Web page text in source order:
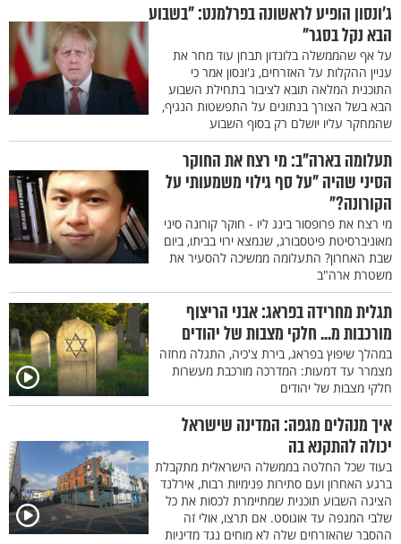
ג'ונסון הופיע לראשונה בפרלמנט: "בשבוע
הבא נקל בסגר"
על אף שהממשלה בלונדון תבחן עוד מחר את
עניין ההקלות על האזרחים, ג'ונסון אמר כי
התוכנית המלאה תובא לציבור בתחילת השבוע
הבא בשל הצורך בנתונים על התפשטות הנגיף,
שהמחקר עליו יושלם רק בסוף השבוע
תעלומה בארה"ב: מי רצח את החוקר
הסיני שהיה "על סף גילוי משמעותי על
הקורונה?"
מי רצח את פרופסור בינג ליו - חוקר קורונה סיני
מאוניברסיטת פיטסבורג, שנמצא ירוי בביתו, ביום
שבת האחרון? התעלומה ממשיכה להסעיר את
משטרת ארה"ב
תגלית מחרידה בפראג: אבני הריצוף
מורכבות מ... חלקי מצבות של יהודים
במהלך שיפוץ בפראג, בירת צ'כיה, התגלה מחזה
מצמרר עד דמעות: המדרכה מורכבת מעשרות
חלקי מצבות של יהודים
איך מנהלים מגפה: המדינה שישראל
יכולה להתקנא בה
בעוד שכל החלטה בממשלה הישראלית מתקבלת
ברגע האחרון ועם סתירות פנימיות רבות, אירלנד
הציגה השבוע תוכנית שמתיימרת לכסות את כל
שלבי המגפה עד אוגוסט. אם תרצו, אולי זה
ההסבר שהאזרחים שלה לא מוחים נגד מדיניות